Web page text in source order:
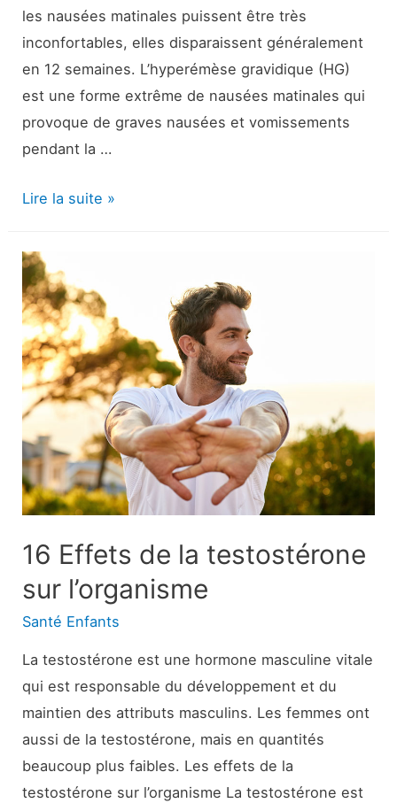
les nausées matinales puissent être très
inconfortables, elles disparaissent généralement
en 12 semaines. L’hyperémèse gravidique (HG)
est une forme extrême de nausées matinales qui
provoque de graves nausées et vomissements
pendant la …
Hyperémèse
Lire la suite »
16 Effets de la testostérone
sur l’organisme
Santé Enfants
La testostérone est une hormone masculine vitale
qui est responsable du développement et du
maintien des attributs masculins. Les femmes ont
aussi de la testostérone, mais en quantités
beaucoup plus faibles. Les effets de la
testostérone sur l’organisme La testostérone est